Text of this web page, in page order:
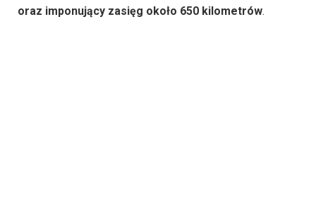
oraz imponujący zasięg około 650 kilometrów.